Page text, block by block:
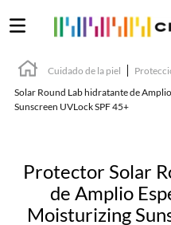
Cuidado de la piel
Solar Round Lab hidratante de
Sunscreen UVLock SPF 45+
Protector Solar
de Amplio
Moisturizing